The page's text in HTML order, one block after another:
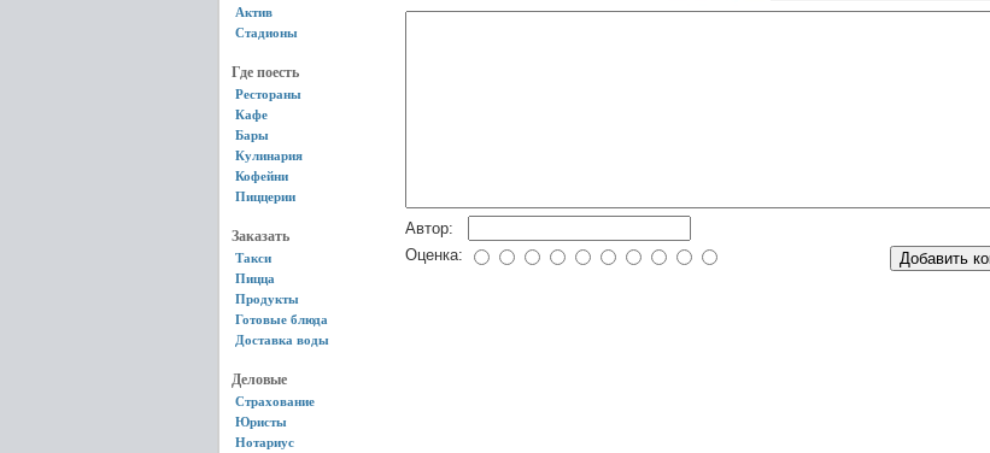
Актив
Стадионы
Где поесть
Рестораны
Кафе
Бары
Кулинария
Кофейни
Пиццерии
Заказать
Такси
Пицца
Продукты
Готовые блюда
Доставка воды
Деловые
Страхование
Юристы
Нотариус
Автор:
Оценка: